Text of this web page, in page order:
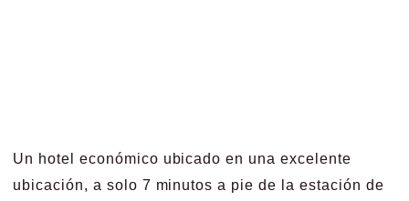
Un hotel económico ubicado en una excelente
ubicación, a solo 7 minutos a pie de la estación de